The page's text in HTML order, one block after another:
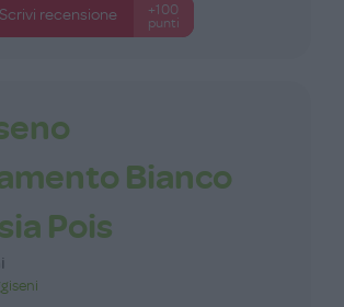
Scrivi recensione
+100
punti
Bianco
Pois